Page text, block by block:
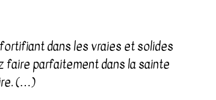
dans les vraies et solides
faire parfaitement dans la sainte
(…)